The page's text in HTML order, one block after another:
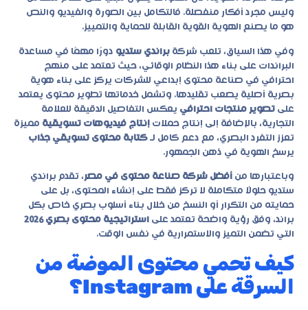
وليس مجرد أفكار منفصلة. فالتكامل بين الصورة والفيديو والنص
هو ما يصنع الهوية القوية القابلة للحماية والتمييز.
وفي هذا السياق، تلعب شركة براندي ستديو دورًا مهمًا في مساعدة
البراندات على بناء هذا النظام الوقائي، حيث تعتمد على منهج
احترافي في صناعة محتوى إبداعي للشركات يركز على بناء هوية
بصرية أصلية يصعب تقليدها. وتشمل خدماتها تطوير محتوى يعتمد
على تصوير منتجات احترافي يعكس التفاصيل الدقيقة للعلامة
التجارية، بالإضافة إلى إنتاج حملات إنتاج فيديوهات تسويقية مميزة
تعزز التفرد البصري، مع دعم كامل لـ كتابة محتوى تسويقي جذاب
يرسخ الهوية في ذهن الجمهور.
وباعتبارها من أفضل شركة صناعة محتوى في مصر، تقدم براندي
ستديو حلولًا متكاملة لا تركز فقط على إنشاء المحتوى، بل على
حمايته من التكرار أو النسخ من خلال بناء أسلوب بصري خاص بكل
براند، وفق رؤية واضحة تعتمد على استراتيجية محتوى بصري 2026
التي تضمن التميز والاستمرارية في نفس الوقت.
كيف تحمي محتوى الموضة من
السرقة على Instagram؟